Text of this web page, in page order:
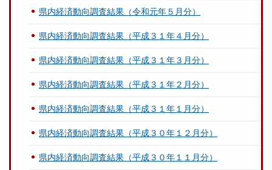
県内経済動向調査結果（令和元年５月分）
県内経済動向調査結果（平成３１年４月分）
県内経済動向調査結果（平成３１年３月分）
県内経済動向調査結果（平成３１年２月分）
県内経済動向調査結果（平成３１年１月分）
県内経済動向調査結果（平成３０年１２月分）
県内経済動向調査結果（平成３０年１１月分）